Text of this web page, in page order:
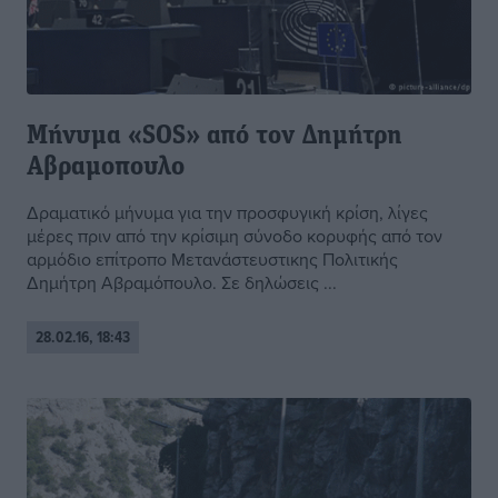
Μήνυμα «SOS» από τον Δημήτρη
Αβραμοπουλο
Δραματικό μήνυμα για την προσφυγική κρίση, λίγες
μέρες πριν από την κρίσιμη σύνοδο κορυφής από τον
αρμόδιο επίτροπο Μετανάστευστικης Πολιτικής
Δημήτρη Αβραμόπουλο. Σε δηλώσεις ...
28.02.16, 18:43